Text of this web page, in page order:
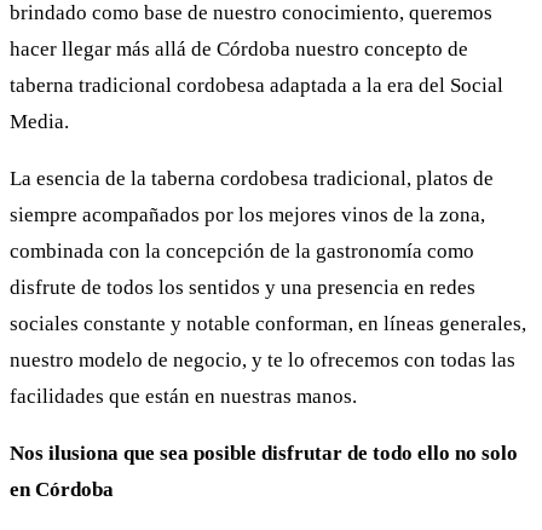
brindado como base de nuestro conocimiento, queremos
hacer llegar más allá de Córdoba nuestro concepto de
taberna tradicional cordobesa adaptada a la era del Social
Media.
La esencia de la taberna cordobesa tradicional, platos de
siempre acompañados por los mejores vinos de la zona,
combinada con la concepción de la gastronomía como
disfrute de todos los sentidos y una presencia en redes
sociales constante y notable conforman, en líneas generales,
nuestro modelo de negocio, y te lo ofrecemos con todas las
facilidades que están en nuestras manos.
Nos ilusiona que sea posible disfrutar de todo ello no solo
en Córdoba